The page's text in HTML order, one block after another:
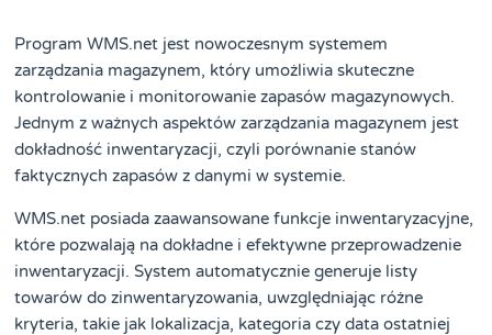
Program WMS.net jest nowoczesnym systemem
zarządzania magazynem, który umożliwia skuteczne
kontrolowanie i monitorowanie zapasów magazynowych.
Jednym z ważnych aspektów zarządzania magazynem jest
dokładność inwentaryzacji, czyli porównanie stanów
faktycznych zapasów z danymi w systemie.
WMS.net posiada zaawansowane funkcje inwentaryzacyjne,
które pozwalają na dokładne i efektywne przeprowadzenie
inwentaryzacji. System automatycznie generuje listy
towarów do zinwentaryzowania, uwzględniając różne
kryteria, takie jak lokalizacja, kategoria czy data ostatniej